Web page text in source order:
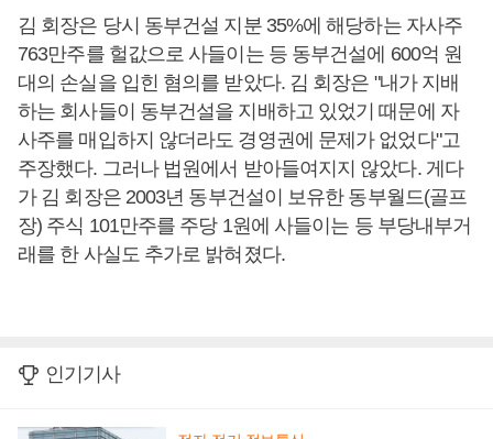
김 회장은 당시 동부건설 지분 35%에 해당하는 자사주
763만주를 헐값으로 사들이는 등 동부건설에 600억 원
대의 손실을 입힌 혐의를 받았다. 김 회장은 "내가 지배
하는 회사들이 동부건설을 지배하고 있었기 때문에 자
사주를 매입하지 않더라도 경영권에 문제가 없었다"고
주장했다. 그러나 법원에서 받아들여지지 않았다. 게다
가 김 회장은 2003년 동부건설이 보유한 동부월드(골프
장) 주식 101만주를 주당 1원에 사들이는 등 부당내부거
래를 한 사실도 추가로 밝혀졌다.
인기기사